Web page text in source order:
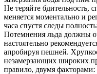
Не теряйте бдительность,
меняется моментально и
часа спустя следы
Потемнения льда должны
настоятельно
апробируя пешней.
незамерзающих широких
правило, двумя